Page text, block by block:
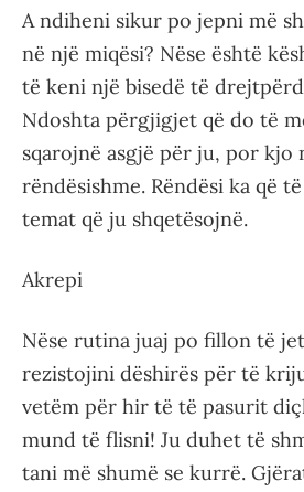
A ndiheni sikur po jepni më
në një miqësi? Nëse është
të keni një bisedë të
Ndoshta përgjigjet që do të
sqarojnë asgjë për ju, por kjo
rëndësishme. Rëndësi ka që
temat që ju shqetësojnë.
Akrepi
Nëse rutina juaj po fillon të
rezistojini dëshirës për të
vetëm për hir të të pasurit
mund të flisni! Ju duhet të
tani më shumë se kurrë.